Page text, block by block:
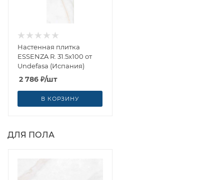
Настенная плитка
ESSENZA R. 31.5x100 от
Undefasa (Испания)
2 786 ₽/шт
В КОРЗИНУ
ДЛЯ ПОЛА